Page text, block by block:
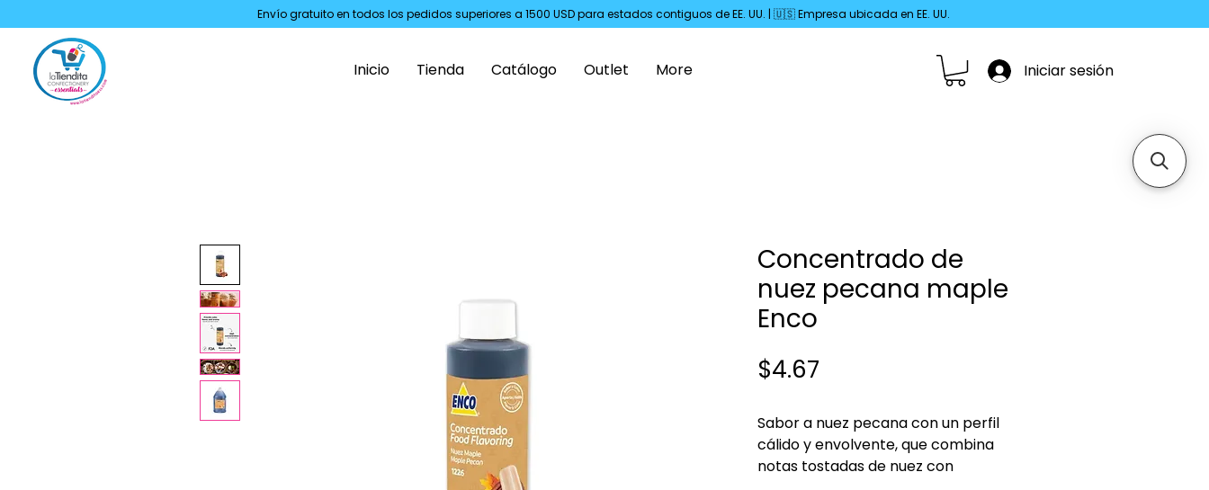
Inicio Tienda Catálogo Outlet More Iniciar sesión
Envío gratuito en todos los pedidos superiores a 1500 USD para estados contiguos de EE. UU. | 🇺🇸 Empresa ubicada en EE. UU.
Concentrado de
nuez pecana maple
Enco
$4.67
Sabor a nuez pecana con un perfil
cálido y envolvente, que combina
notas tostadas de nuez con